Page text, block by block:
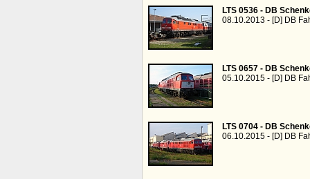
LTS 0536 - DB
08.10.2013 - [D] DB
LTS 0657 - DB
05.10.2015 - [D] DB
LTS 0704 - DB
06.10.2015 - [D] DB